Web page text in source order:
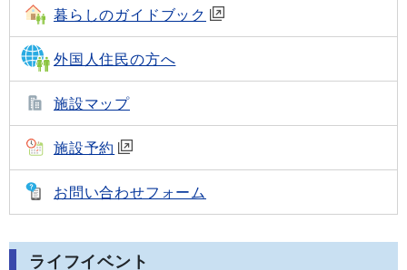
暮らしのガイドブック
外国人住民の方へ
施設マップ
施設予約
お問い合わせフォーム
ライフイベント